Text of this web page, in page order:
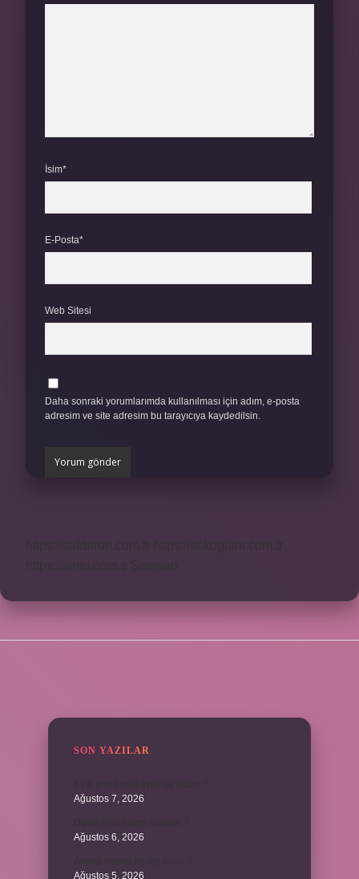
İsim*
E-Posta*
Web Sitesi
Daha sonraki yorumlarımda kullanılması için adım, e-posta
adresim ve site adresim bu tarayıcıya kaydedilsin.
SON YAZILAR
Ağustos 7, 2026
Ağustos 6, 2026
Ağustos 5, 2026